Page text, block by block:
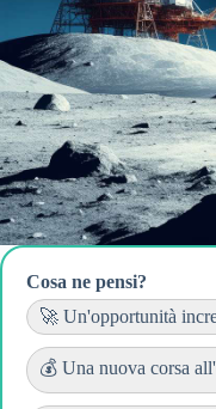
Cosa ne pensi?
🚀 Un'opportunità
💰 Una nuova corsa